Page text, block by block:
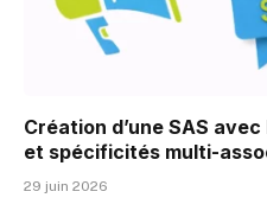
Création d’une SAS
et spécificités multi-
29 juin 2026